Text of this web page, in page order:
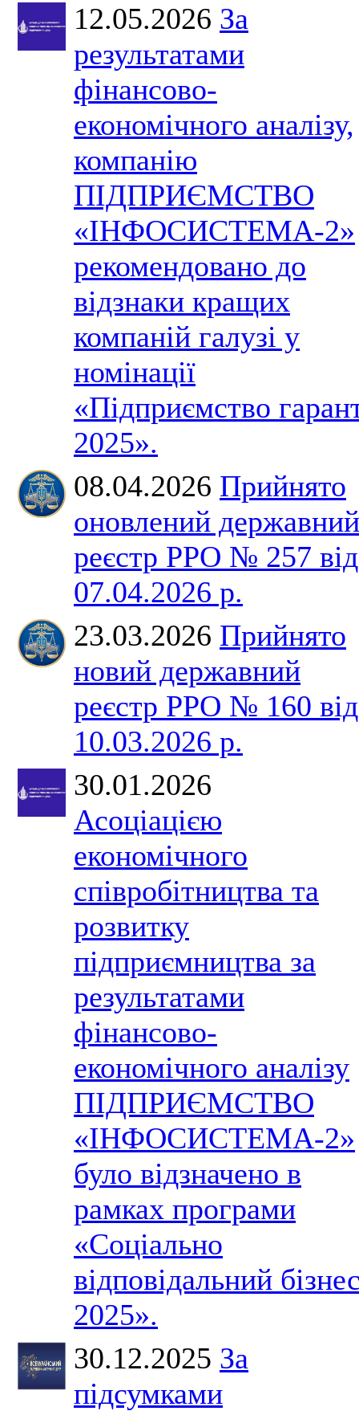
12.05.2026 За
результатами
фінансово-
економічного аналізу,
компанію
ПІДПРИЄМСТВО
«ІНФОСИСТЕМА-2»
рекомендовано до
відзнаки кращих
компаній галузі у
номінації
«Підприємство
2025».
08.04.2026 Прийнято
оновлений державний
реєстр РРО № 257 від
07.04.2026 р.
23.03.2026 Прийнято
новий державний
реєстр РРО № 160 від
10.03.2026 р.
30.01.2026
Асоціацією
економічного
співробітництва та
розвитку
підприємництва за
результатами
фінансово-
економічного аналізу
ПІДПРИЄМСТВО
«ІНФОСИСТЕМА-2»
було відзначено в
рамках програми
«Соціально
відповідальний
2025».
30.12.2025 За
підсумками